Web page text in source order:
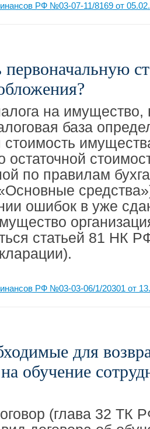
РФ №03-07-11/8169 от
первоначальную
на
база
стоимость
остаточной
по правилам
ошибок в уже
статьей 81 НК
РФ №03-03-06/1/20301 от
для
обучение
(глава 32 ТК